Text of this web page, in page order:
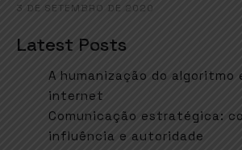
3 DE SETEMBRO DE 2020
Latest Posts
A humanização do algoritmo
internet
Comunicação estratégica:
influência e autoridade